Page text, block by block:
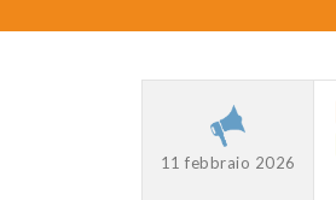
11 febbraio 2026